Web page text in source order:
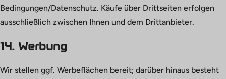
Bedingungen/Datenschutz. Käufe über Drittseiten erfolgen
ausschließlich zwischen Ihnen und dem Drittanbieter.
14. Werbung
Wir stellen ggf. Werbeflächen bereit; darüber hinaus besteht